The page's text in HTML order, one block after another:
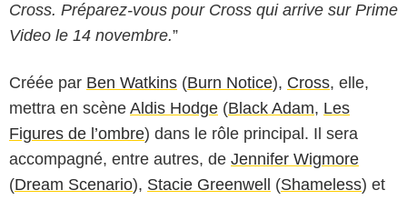
Cross. Préparez-vous pour Cross qui arrive sur Prime
Video le 14 novembre.”
Créée par Ben Watkins (Burn Notice), Cross, elle,
mettra en scène Aldis Hodge (Black Adam, Les
Figures de l’ombre) dans le rôle principal. Il sera
accompagné, entre autres, de Jennifer Wigmore
(Dream Scenario), Stacie Greenwell (Shameless) et